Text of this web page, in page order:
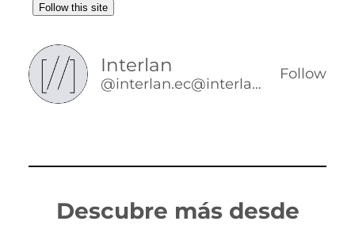
Follow this site
Interlan
@interlan.ec@interlan.ec
Follow
Descubre más desde